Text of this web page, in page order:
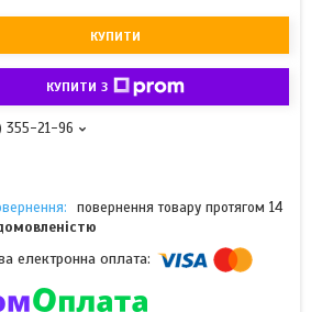
КУПИТИ
КУПИТИ З
355-21-96
повернення товару протягом 14